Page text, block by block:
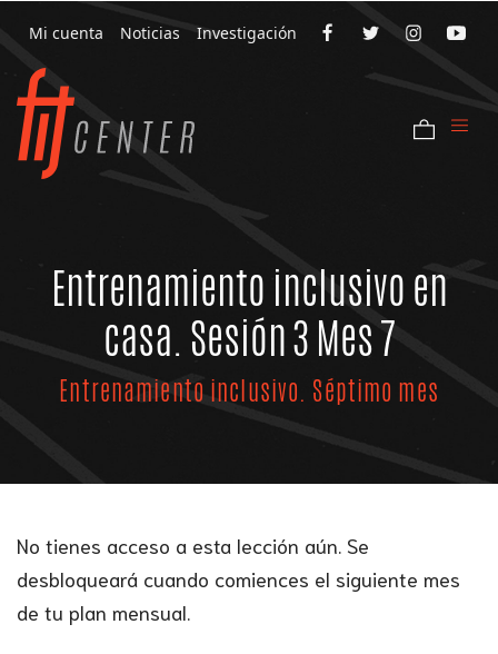
Mi cuenta Noticias Investigación
Entrenamiento inclusivo en
casa. Sesión 3 Mes 7
Entrenamiento inclusivo. Séptimo mes
No tienes acceso a esta lección aún. Se
desbloqueará cuando comiences el siguiente mes
de tu plan mensual.